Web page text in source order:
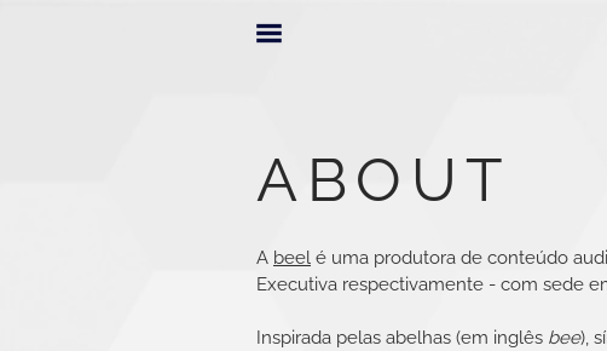
ABOUT
A beel é uma produtora de conteúdo
Executiva respectivamente - com sede
Inspirada pelas abelhas (em inglês bee),